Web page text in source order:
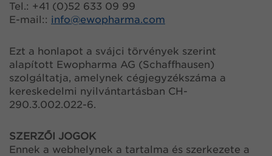
Tel.: +41 (0)52 633 09 99
E-mail:: info@ewopharma.com
Ezt a honlapot a svájci törvények szerint
alapított Ewopharma AG (Schaffhausen)
szolgáltatja, amelynek cégjegyzékszáma a
kereskedelmi nyilvántartásban CH-
290.3.002.022-6.
SZERZŐI JOGOK
Ennek a webhelynek a tartalma és szerkezete a